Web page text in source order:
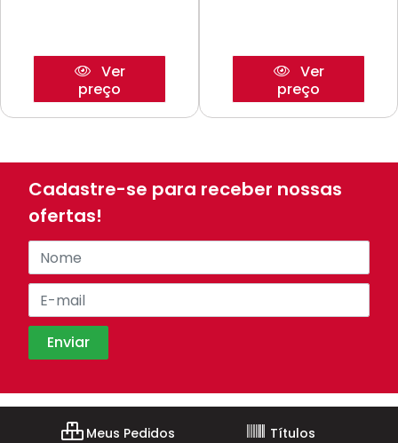
Ver
preço
Ver
preço
Cadastre-se para receber nossas
ofertas!
Meus Pedidos
Títulos